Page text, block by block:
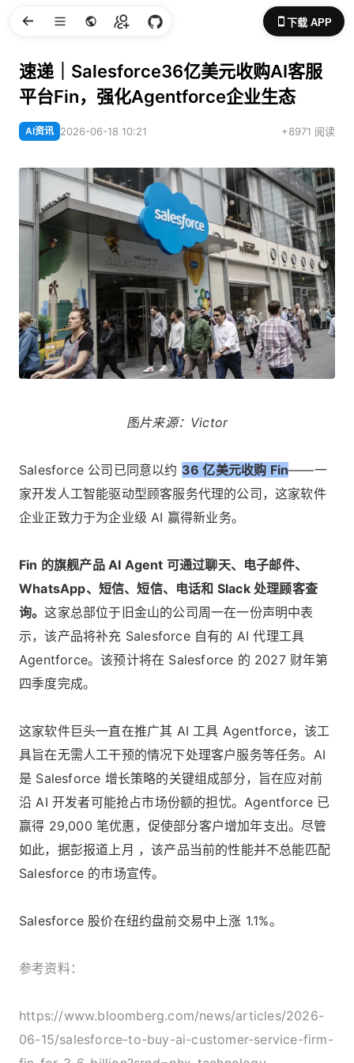
下载 APP
速递｜Salesforce36亿美元收购AI客服
平台Fin，强化Agentforce企业生态
AI资讯 2026-06-18 10:21 +8971 阅读
图片来源： Victor
Salesforce 公司已同意以约 36 亿美元收购 Fin——一
家开发人工智能驱动型顾客服务代理的公司，这家软件
企业正致力于为企业级 AI 赢得新业务。
Fin 的旗舰产品 AI Agent 可通过聊天、电子邮件、
WhatsApp、短信、短信、电话和 Slack 处理顾客查
询。这家总部位于旧金山的公司周一在一份声明中表
示，该产品将补充 Salesforce 自有的 AI 代理工具
Agentforce。该预计将在 Salesforce 的 2027 财年第
四季度完成。
这家软件巨头一直在推广其 AI 工具 Agentforce，该工
具旨在无需人工干预的情况下处理客户服务等任务。AI
是 Salesforce 增长策略的关键组成部分，旨在应对前
沿 AI 开发者可能抢占市场份额的担忧。Agentforce 已
赢得 29,000 笔优惠，促使部分客户增加年支出。尽管
如此，据彭报道上月 ，该产品当前的性能并不总能匹配
Salesforce 的市场宣传。
Salesforce 股价在纽约盘前交易中上涨 1.1%。
参考资料：
https://www.bloomberg.com/news/articles/2026-
06-15/salesforce-to-buy-ai-customer-service-firm-